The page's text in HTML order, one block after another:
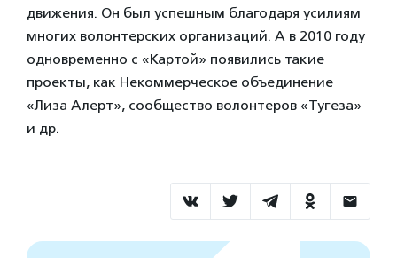
движения. Он был успешным благодаря усилиям
многих волонтерских организаций. А в 2010 году
одновременно с «Картой» появились такие
проекты, как Некоммерческое объединение
«Лиза Алерт», сообщество волонтеров «Тугеза»
и др.